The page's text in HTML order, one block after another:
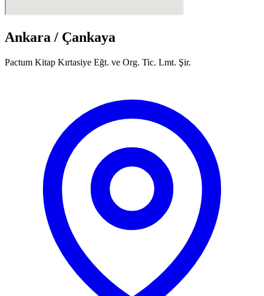
Ankara / Çankaya
Pactum Kitap Kırtasiye Eğt. ve Org. Tic. Lmt. Şir.